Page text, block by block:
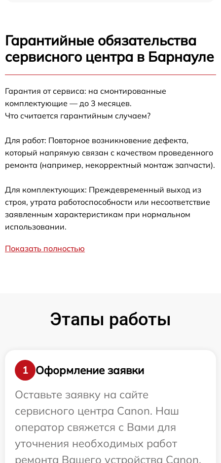
Гарантийные обязательства
сервисного центра в Барнауле
Гарантия от сервиса: на смонтированные
комплектующие — до 3 месяцев.
Что считается гарантийным случаем?
Для работ: Повторное возникновение дефекта,
который напрямую связан с качеством проведенного
ремонта (например, некорректный монтаж запчасти).
Для комплектующих: Преждевременный выход из
строя, утрата работоспособности или несоответствие
заявленным характеристикам при нормальном
использовании.
Показать полностью
Этапы работы
1
Оформление заявки
Оставьте заявку на сайте
сервисного центра Canon. Наш
оператор свяжется с Вами для
уточнения необходимых работ
ремонта Вашего устройства Canon.